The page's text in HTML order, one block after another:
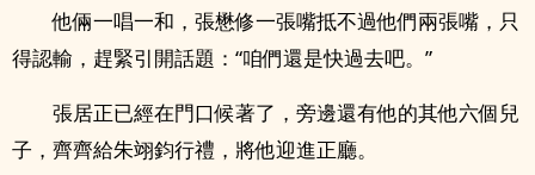
他倆一唱一和，張懋修一張嘴抵不過他們兩張嘴，只
得認輸，趕緊引開話題：“咱們還是快過去吧。”
張居正已經在門口候著了，旁邊還有他的其他六個兒
子，齊齊給朱翊鈞行禮，將他迎進正廳。